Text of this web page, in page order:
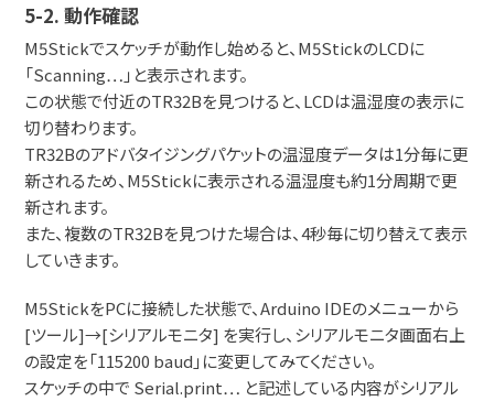
5-2. 動作確認
M5Stickでスケッチが動作し始めると、M5StickのLCDに
「Scanning…」と表示されます。
この状態で付近のTR32Bを見つけると、LCDは温湿度の表示に
切り替わります。
TR32Bのアドバタイジングパケットの温湿度データは1分毎に更
新されるため、M5Stickに表示される温湿度も約1分周期で更
新されます。
また、複数のTR32Bを見つけた場合は、4秒毎に切り替えて表示
していきます。
M5StickをPCに接続した状態で、Arduino IDEのメニューから
[ツール]→[シリアルモニタ] を実行し、シリアルモニタ画面右上
の設定を「115200 baud」に変更してみてください。
スケッチの中で Serial.print… と記述している内容がシリアル